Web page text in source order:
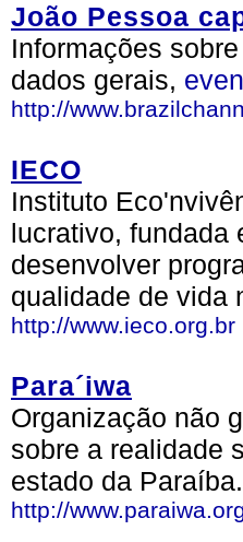
João Pessoa
Informações
dados gerais,
http://
IECO
Instituto
lucrativo, fundada
desenvolver
qualidade de vida
http://www.ieco.org.br
Para´iwa
Organização não
sobre a realidade
estado da
http://